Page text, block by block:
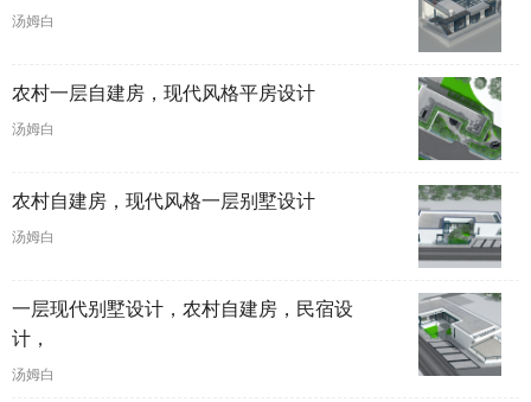
汤姆白
农村一层自建房，现代风格平房设计
汤姆白
农村自建房，现代风格一层别墅设计
汤姆白
一层现代别墅设计，农村自建房，民宿设
计，
汤姆白